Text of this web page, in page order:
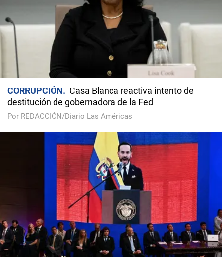
CORRUPCIÓN
Casa Blanca reactiva intento de
destitución de gobernadora de la Fed
Por REDACCIÓN/Diario Las Américas